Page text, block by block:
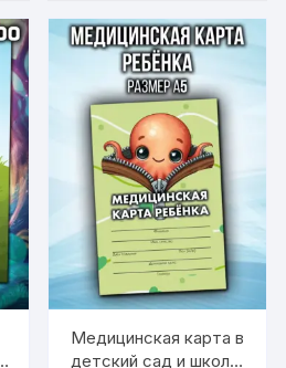
Медицинская карта в
детский сад и школу,